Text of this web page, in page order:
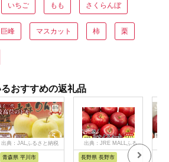
いちご もも さくらんぼ
巨峰 マスカット 柿 栗
おすすめの返礼品
出典：JALふるさと納税
青森県 平川市
出典：JRE MALLふる
さと納税
長野県 長野市